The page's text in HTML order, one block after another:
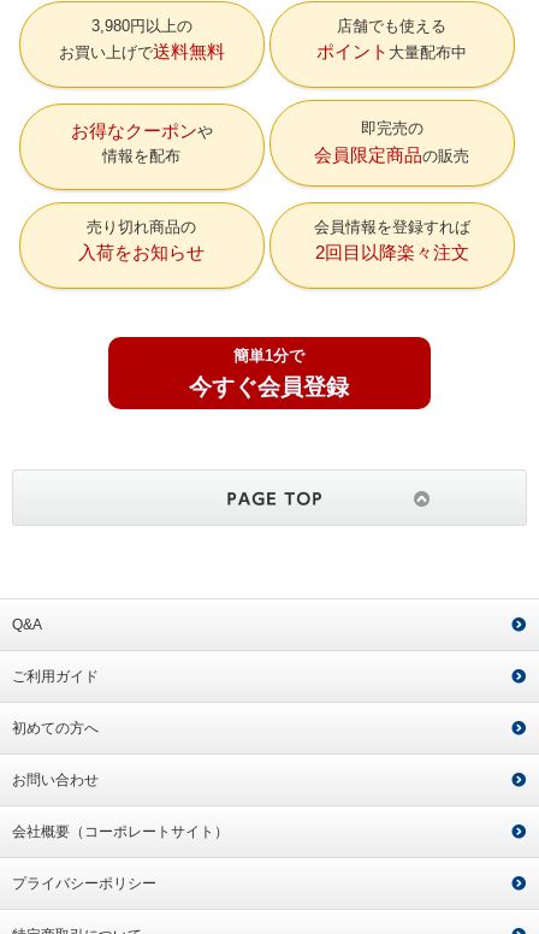
3,980円以上の
お買い上げで送料無料
店舗でも使える
ポイント 大量配布中
お得なクーポン
情報を配布
即完売の
会員限定商品の販売
売り切れ商品の
入荷をお知らせ
会員情報を登録すれば
2回目以降楽々注文
簡単1分で
今すぐ会員登録
Q&A
ご利用ガイド
初めての方へ
お問い合わせ
会社概要（コーポレートサイト）
プライバシーポリシー